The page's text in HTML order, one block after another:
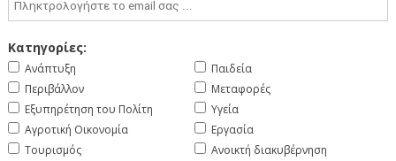
Κατηγορίες:
Ανάπτυξη
Περιβάλλον
Εξυπηρέτηση του Πολίτη
Αγροτική Οικονομία
Τουρισμός
Παιδεία
Μεταφορές
Υγεία
Εργασία
Ανοικτή διακυβέρνηση